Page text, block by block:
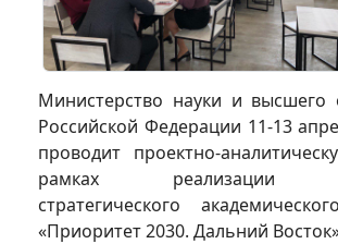
Министерство науки и высшего
Российской Федерации 11-13
проводит проектно-
рамках реализации
стратегического
«Приоритет 2030. Дальний